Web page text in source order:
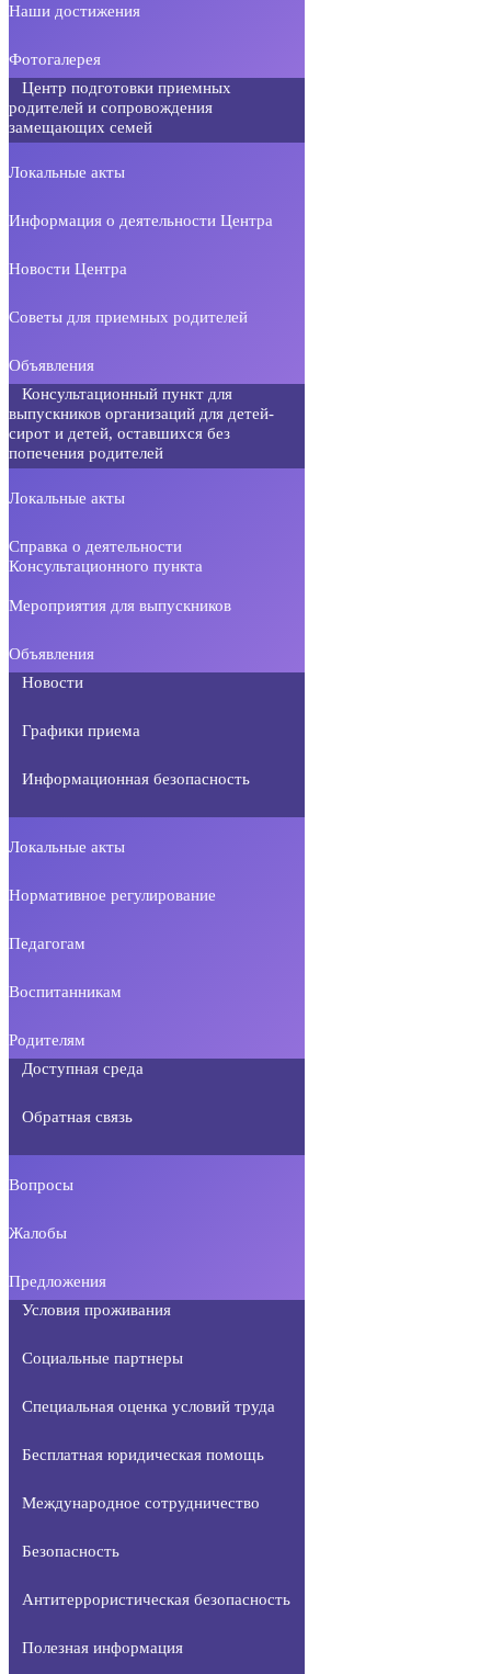
Наши достижения
Фотогалерея
Центр подготовки приемных
родителей и сопровождения
замещающих семей
Локальные акты
Информация о деятельности Центра
Новости Центра
Советы для приемных родителей
Объявления
Консультационный пункт для
выпускников организаций для детей-
сирот и детей, оставшихся без
попечения родителей
Локальные акты
Справка о деятельности
Консультационного пункта
Мероприятия для выпускников
Объявления
Новости
Графики приема
Информационная безопасность
Локальные акты
Нормативное регулирование
Педагогам
Воспитанникам
Родителям
Доступная среда
Обратная связь
Вопросы
Жалобы
Предложения
Условия проживания
Социальные партнеры
Специальная оценка условий труда
Бесплатная юридическая помощь
Международное сотрудничество
Безопасность
Антитеррористическая безопасность
Полезная информация